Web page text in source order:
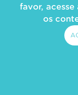
favor,
os